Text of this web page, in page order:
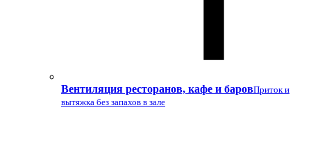
Вентиляция ресторанов, кафе и баровПриток и
вытяжка без запахов в зале